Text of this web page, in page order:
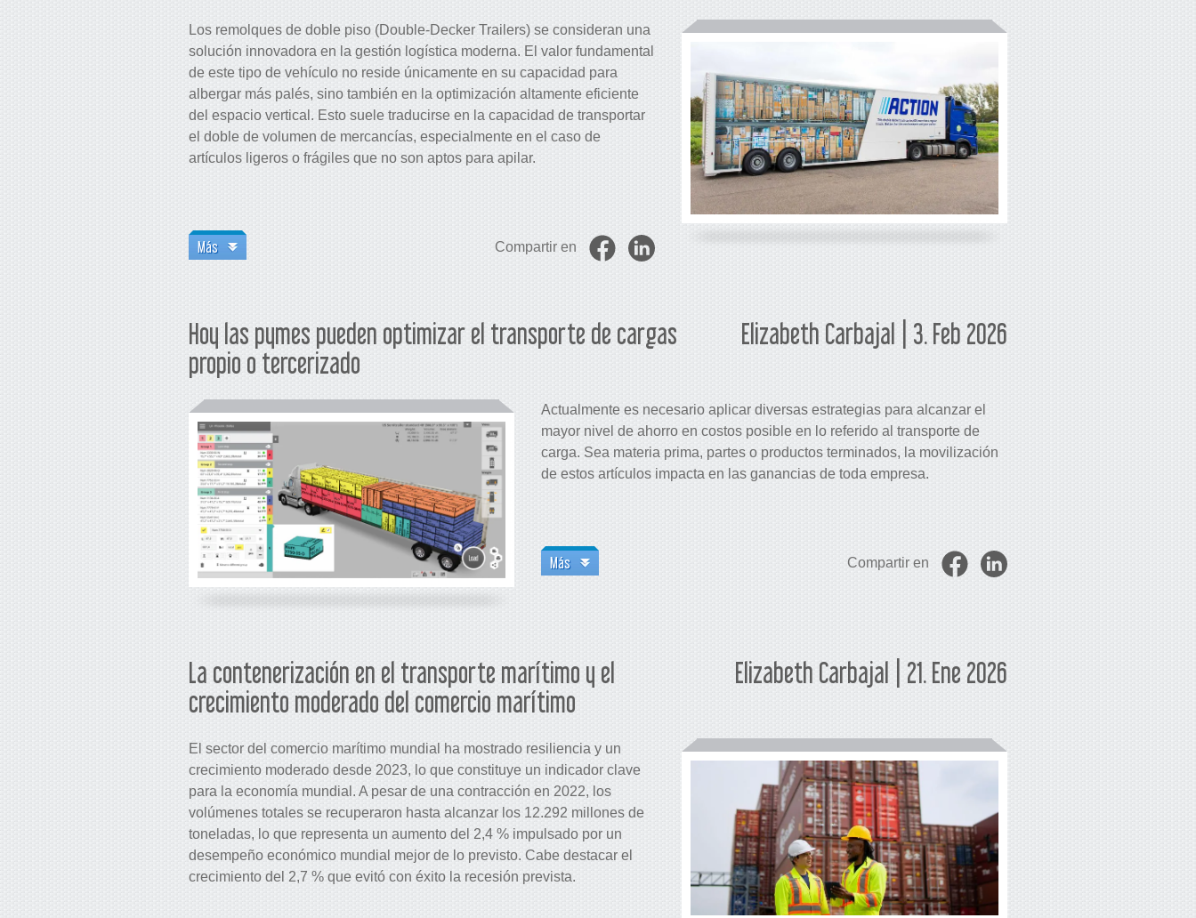
Los remolques de doble piso (Double-Decker Trailers) se consideran una
solución innovadora en la gestión logística moderna. El valor fundamental
de este tipo de vehículo no reside únicamente en su capacidad para
albergar más palés, sino también en la optimización altamente eficiente
del espacio vertical. Esto suele traducirse en la capacidad de transportar
el doble de volumen de mercancías, especialmente en el caso de
artículos ligeros o frágiles que no son aptos para apilar.
Más Compartir en
Hoy las pymes pueden optimizar el transporte de cargas
propio o tercerizado
Elizabeth Carbajal | 3. Feb 2026
Actualmente es necesario aplicar diversas estrategias para alcanzar el
mayor nivel de ahorro en costos posible en lo referido al transporte de
carga. Sea materia prima, partes o productos terminados, la movilización
de estos artículos impacta en las ganancias de toda empresa.
Más Compartir en
La contenerización en el transporte marítimo y el
crecimiento moderado del comercio marítimo
Elizabeth Carbajal | 21. Ene 2026
El sector del comercio marítimo mundial ha mostrado resiliencia y un
crecimiento moderado desde 2023, lo que constituye un indicador clave
para la economía mundial. A pesar de una contracción en 2022, los
volúmenes totales se recuperaron hasta alcanzar los 12.292 millones de
toneladas, lo que representa un aumento del 2,4 % impulsado por un
desempeño económico mundial mejor de lo previsto. Cabe destacar el
crecimiento del 2,7 % que evitó con éxito la recesión prevista.